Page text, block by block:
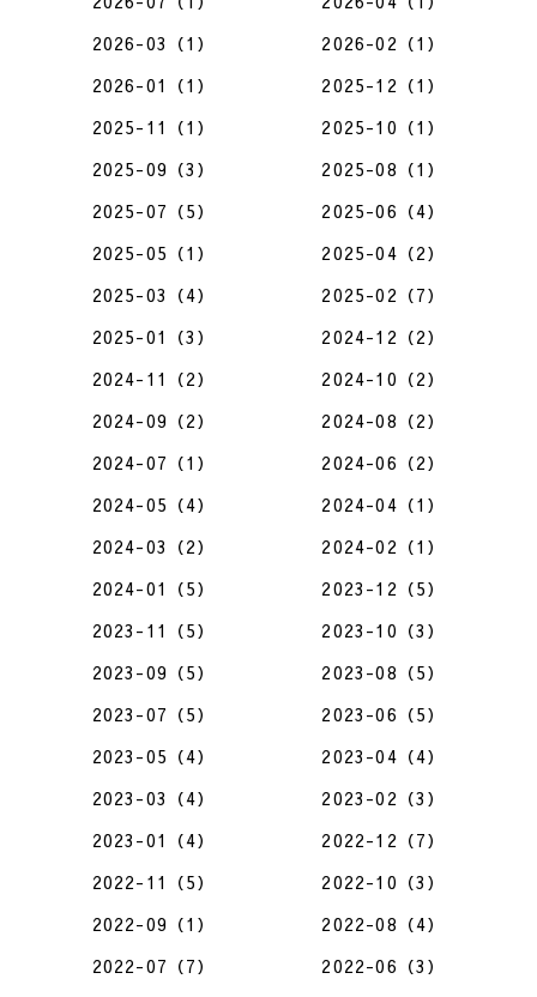
2026-03（1）
2026-02（1）
2026-01（1）
2025-12（1）
2025-11（1）
2025-10（1）
2025-09（3）
2025-08（1）
2025-07（5）
2025-06（4）
2025-05（1）
2025-04（2）
2025-03（4）
2025-02（7）
2025-01（3）
2024-12（2）
2024-11（2）
2024-10（2）
2024-09（2）
2024-08（2）
2024-07（1）
2024-06（2）
2024-05（4）
2024-04（1）
2024-03（2）
2024-02（1）
2024-01（5）
2023-12（5）
2023-11（5）
2023-10（3）
2023-09（5）
2023-08（5）
2023-07（5）
2023-06（5）
2023-05（4）
2023-04（4）
2023-03（4）
2023-02（3）
2023-01（4）
2022-12（7）
2022-11（5）
2022-10（3）
2022-09（1）
2022-08（4）
2022-07（7）
2022-06（3）